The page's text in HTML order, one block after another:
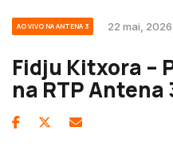
AO VIVO NA ANTENA 3 22 mai,
Fidju Kitxora –
na RTP Antena